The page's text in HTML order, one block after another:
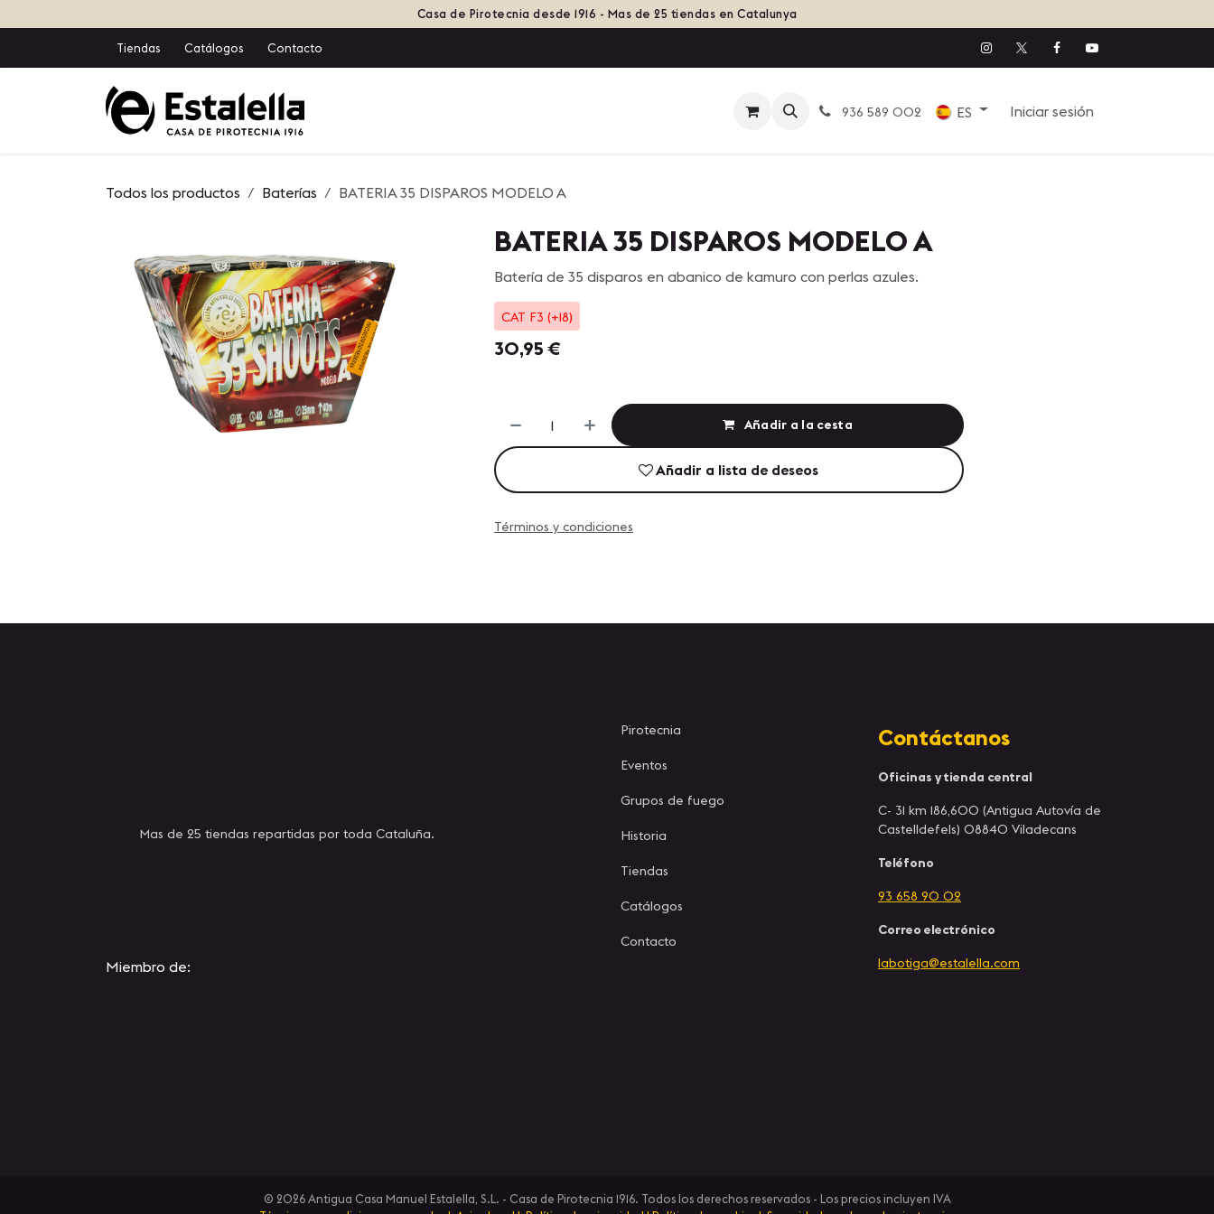
Casa de Pirotecnia desde 1916 - Mas de 25 tiendas en Catalunya
Tiendas Catálogos Contacto
936 589 002 ES Iniciar sesión
Todos los productos Baterías BATERIA 35 DISPAROS MODELO A
BATERIA 35 DISPAROS MODELO A
Batería de 35 disparos en abanico de kamuro con perlas azules.
CAT F3 (+18)
30,95 €
Añadir a la cesta
Añadir a lista de deseos
Términos y condiciones
Mas de 25 tiendas repartidas por toda Cataluña.
Miembro de:
Pirotecnia
Eventos
Grupos de fuego
Historia
Tiendas
Catálogos
Contacto
Contáctanos
Oficinas y tienda central
C- 31 km 186,600 (Antigua Autovía de
Castelldefels) 08840 Viladecans
Teléfono
93 658 90 02
Correo electrónico
labotiga@estalella.com
© 2026 Antigua Casa Manuel Estalella, S.L. - Casa de Pirotecnia 1916. Todos los derechos reservados - Los precios incluyen IVA